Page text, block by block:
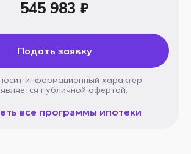
545 983 ₽
Подать заявку
информационный характер
публичной офертой.
все программы ипотеки